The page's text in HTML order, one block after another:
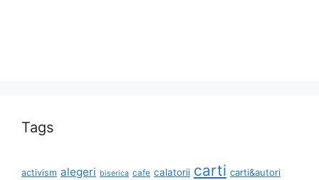
Tags
activism alegeri biserica cafe calatorii carti carti&autori